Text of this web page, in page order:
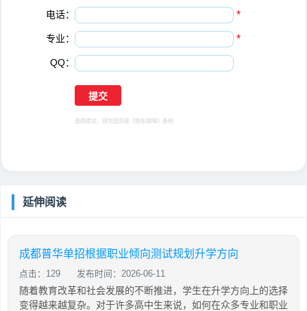
电话： *
专业： *
QQ：
选择提交，视为您同意 《隐私保障》 条例
延伸阅读
成都普华单招根据职业倾向测试规划升学方向
点击：129 发布时间：2026-06-11
随着教育改革和社会发展的不断推进，学生在升学方向上的选择
变得越来越复杂。对于许多高中生来说，如何在众多专业和职业